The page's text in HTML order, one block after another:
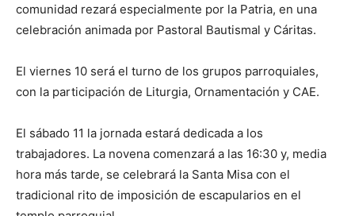
comunidad rezará especialmente por la Patria, en una
celebración animada por Pastoral Bautismal y Cáritas.
El viernes 10 será el turno de los grupos parroquiales,
con la participación de Liturgia, Ornamentación y CAE.
El sábado 11 la jornada estará dedicada a los
trabajadores. La novena comenzará a las 16:30 y, media
hora más tarde, se celebrará la Santa Misa con el
tradicional rito de imposición de escapularios en el